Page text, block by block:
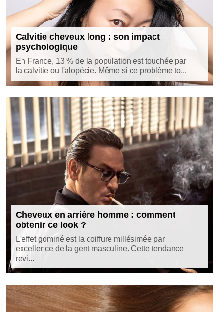
Calvitie cheveux long : son impact
psychologique
En France, 13 % de la population est touchée par
la calvitie ou l'alopécie. Même si ce problème to...
Cheveux en arrière homme : comment
obtenir ce look ?
L'effet gominé est la coiffure millésimée par
excellence de la gent masculine. Cette tendance
revi...